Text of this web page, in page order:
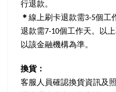
行退款。
＊ 線上刷卡退款需3-5個工
退款需7-10個工作天。以
以該金融機構為準。
換貨：
客服人員確認換貨資訊及